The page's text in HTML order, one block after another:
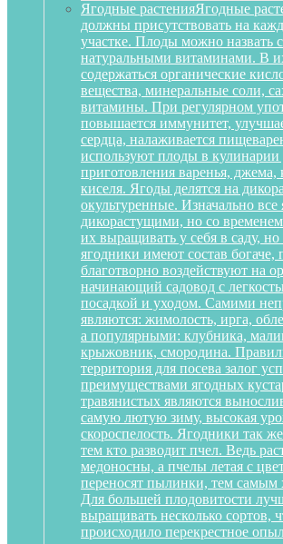
Ягодные растенияЯгодные
должны присутствовать на
участке. Плоды можно назвать
натуральными витаминами. В
содержаться органические
вещества, минеральные соли,
витамины. При регулярном
повышается иммунитет,
сердца, налаживается
используют плоды в кулинарии
приготовления варенья, джема,
киселя. Ягоды делятся на
окультуренные. Изначально
дикорастущими, но со
их выращивать у себя в саду,
ягодники имеют состав богаче,
благотворно воздействуют на
начинающий садовод с
посадкой и уходом. Самими
являются: жимолость, ирга,
а популярными: клубника,
крыжовник, смородина.
территория для посева залог
преимуществами ягодных
травянистых являются
самую лютую зиму, высокая
скороспелость. Ягодники так
тем кто разводит пчел. Ведь
медоносны, а пчелы летая с
переносят пылинки, тем
Для большей плодовитости
выращивать несколько сортов,
происходило перекрестное